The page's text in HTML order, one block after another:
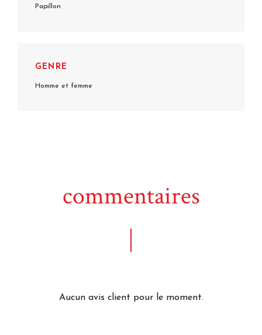
Papillon
GENRE
Homme et femme
commentaires
Aucun avis client pour le moment.